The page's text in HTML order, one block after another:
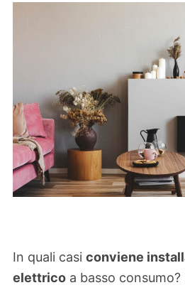
In quali casi conviene
elettrico a basso